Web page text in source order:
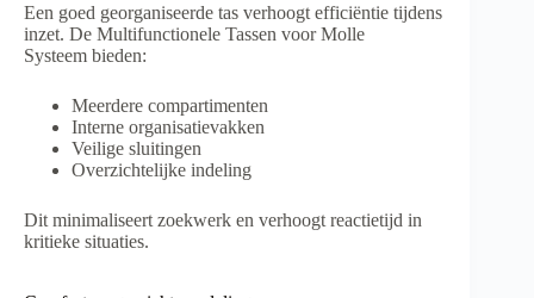
Een goed georganiseerde tas verhoogt efficiëntie tijdens
inzet. De Multifunctionele Tassen voor Molle
Systeem bieden:
Meerdere compartimenten
Interne organisatievakken
Veilige sluitingen
Overzichtelijke indeling
Dit minimaliseert zoekwerk en verhoogt reactietijd in
kritieke situaties.